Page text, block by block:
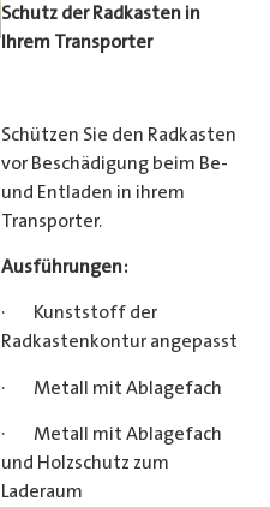
Schutz der Radkasten in
Ihrem Transporter
Schützen Sie den Radkasten
vor Beschädigung beim Be-
und Entladen in ihrem
Transporter.
Ausführungen:
· Kunststoff der
Radkastenkontur angepasst
· Metall mit Ablagefach
· Metall mit Ablagefach
und Holzschutz zum
Laderaum